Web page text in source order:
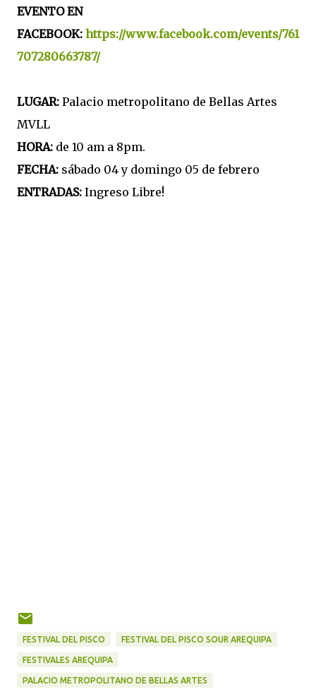
EVENTO EN
FACEBOOK: https://www.facebook.com/events/761
707280663787/
LUGAR: Palacio metropolitano de Bellas Artes
MVLL
HORA: de 10 am a 8pm.
FECHA: sábado 04 y domingo 05 de febrero
ENTRADAS: Ingreso Libre!
FESTIVAL DEL PISCO FESTIVAL DEL PISCO SOUR AREQUIPA
FESTIVALES AREQUIPA
PALACIO METROPOLITANO DE BELLAS ARTES